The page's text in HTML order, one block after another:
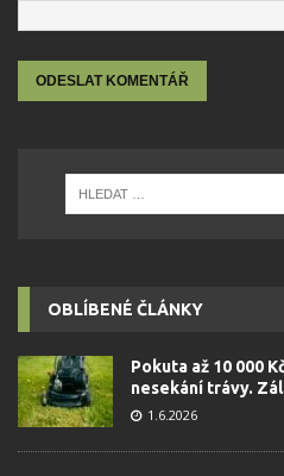
OBLÍBENÉ ČLÁNKY
Pokuta až 10 000
nesekání trávy.
1.6.2026